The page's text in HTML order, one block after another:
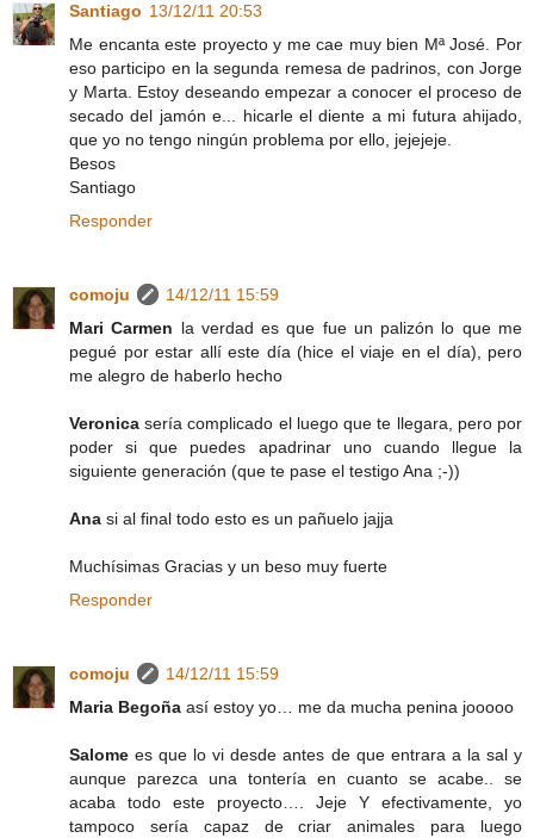
Santiago 13/12/11 20:53
Me encanta este proyecto y me cae muy bien Mª José. Por
eso participo en la segunda remesa de padrinos, con Jorge
y Marta. Estoy deseando empezar a conocer el proceso de
secado del jamón e... hicarle el diente a mi futura ahijado,
que yo no tengo ningún problema por ello, jejejeje.
Besos
Santiago
Responder
comoju
14/12/11 15:59
Mari Carmen la verdad es que fue un palizón lo que me
pegué por estar allí este día (hice el viaje en el día), pero
me alegro de haberlo hecho
Veronicasería complicado el luego que te llegara, pero por
poder si que puedes apadrinar uno cuando llegue la
siguiente generación (que te pase el testigo Ana ;-))
Ana si al final todo esto es un pañuelo jajja
Muchísimas Gracias y un beso muy fuerte
Responder
comoju
14/12/11 15:59
Maria Begoña así estoy yo… me da mucha penina jooooo
Salomees que lo vi desde antes de que entrara a la sal y
aunque parezca una tontería en cuanto se acabe.. se
acaba todo este proyecto…. Jeje Y efectivamente, yo
tampoco sería capaz de criar animales para luego